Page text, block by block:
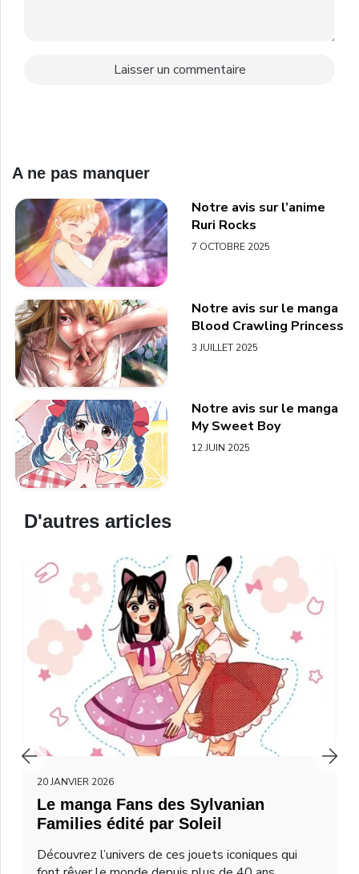
A ne pas manquer
Notre avis sur l’anime
Ruri Rocks
7 OCTOBRE 2025
Notre avis sur le manga
Blood Crawling Princess
3 JUILLET 2025
Notre avis sur le manga
My Sweet Boy
12 JUIN 2025
D'autres articles
20 JANVIER 2026
Le manga Fans des Sylvanian
Families édité par Soleil
Découvrez l’univers de ces jouets iconiques qui